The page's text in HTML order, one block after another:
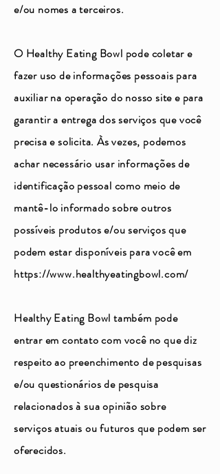
e/ou nomes a terceiros.
O Healthy Eating Bowl pode coletar e
fazer uso de informações pessoais para
auxiliar na operação do nosso site e para
garantir a entrega dos serviços que você
precisa e solicita. Às vezes, podemos
achar necessário usar informações de
identificação pessoal como meio de
mantê-lo informado sobre outros
possíveis produtos e/ou serviços que
podem estar disponíveis para você em
https://www.healthyeatingbowl.com/
Healthy Eating Bowl também pode
entrar em contato com você no que diz
respeito ao preenchimento de pesquisas
e/ou questionários de pesquisa
relacionados à sua opinião sobre
serviços atuais ou futuros que podem ser
oferecidos.